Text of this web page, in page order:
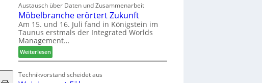
e
u
c
o
l
d
z
Austausch über Daten und Zusammenarbeit
Möbelbranche erörtert Zukunft
Am 15. und 16. Juli fand in Königstein im
Taunus erstmals der Integrated Worlds
Management…
Weiterlesen:
M
b
Technikvorstand scheidet aus